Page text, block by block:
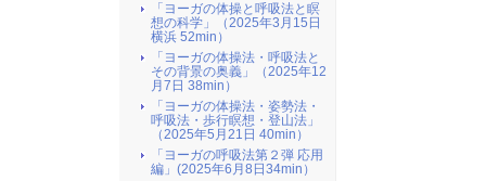
「ヨーガの体操と呼吸法と瞑
想の科学」（2025年3月15日
横浜 52min）
「ヨーガの体操法・呼吸法と
その背景の奥義」（2025年12
月7日 38min）
「ヨーガの体操法・姿勢法・
呼吸法・歩行瞑想・登山法」
（2025年5月21日 40min）
「ヨーガの呼吸法第２弾 応用
編」(2025年6月8日34min）